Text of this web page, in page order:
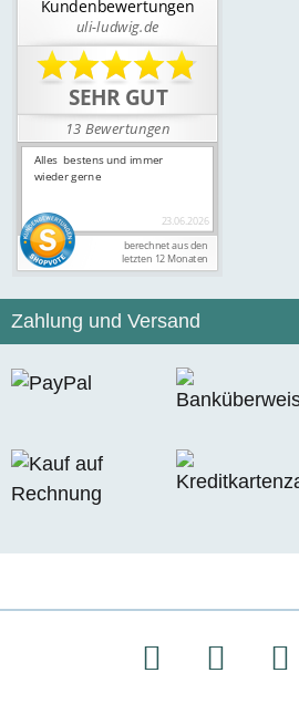
Zahlung und Versand